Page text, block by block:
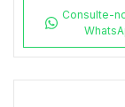
Consulte-